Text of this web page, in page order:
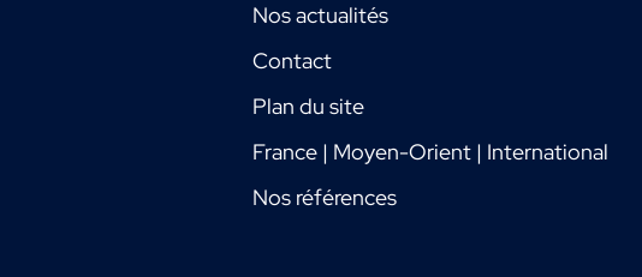
Nos actualités
Contact
Plan du site
France | Moyen-Orient | International
Nos références